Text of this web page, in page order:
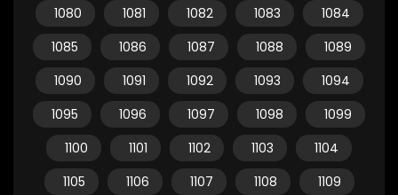
1080
1081 1082 1083
1084
1085
1086 1087 1088
1089
1090
1091 1092 1093
1094
1095
1096 1097 1098
1099
1100
1101 1102 1103
1104
1105
1106 1107 1108
1109